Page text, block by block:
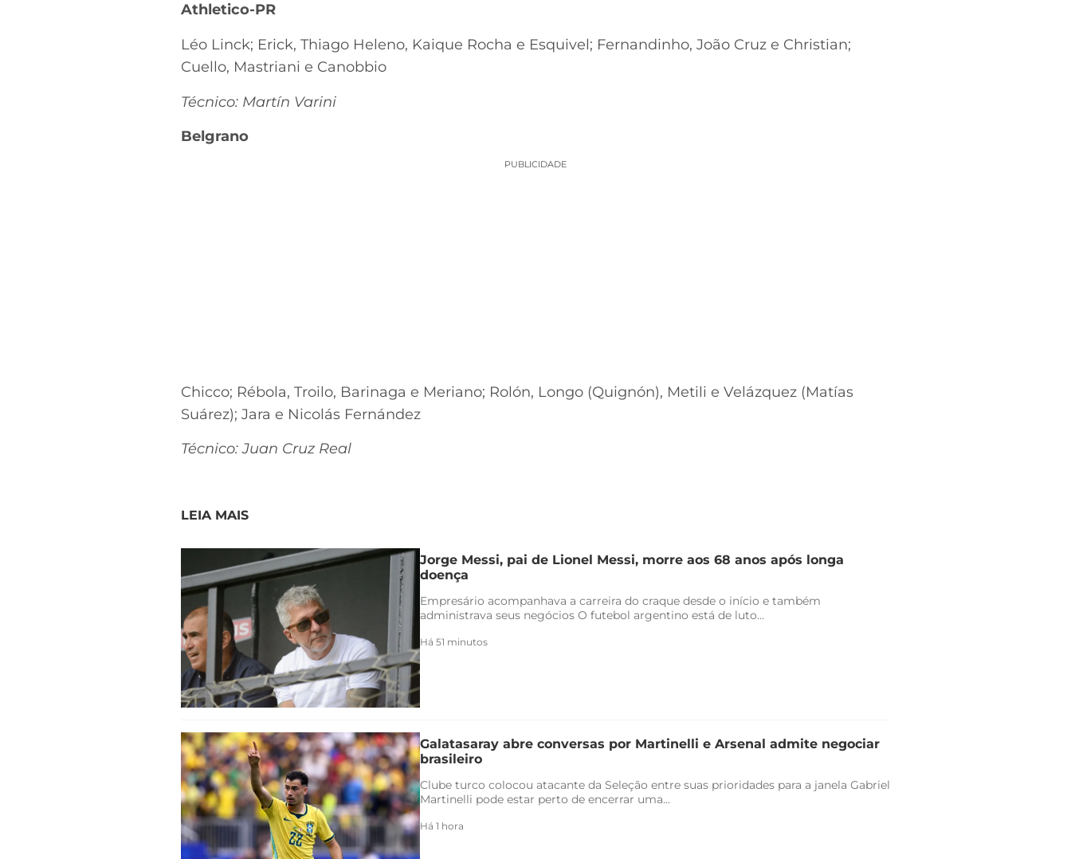
Athletico-PR
Léo Linck; Erick, Thiago Heleno, Kaique Rocha e Esquivel; Fernandinho, João Cruz e Christian;
Cuello, Mastriani e Canobbio
Técnico: Martín Varini
Belgrano
PUBLICIDADE
Chicco; Rébola, Troilo, Barinaga e Meriano; Rolón, Longo (Quignón), Metili e Velázquez (Matías
Suárez); Jara e Nicolás Fernández
Técnico: Juan Cruz Real
LEIA MAIS
Jorge Messi, pai de Lionel Messi, morre aos 68 anos após longa
doença
Empresário acompanhava a carreira do craque desde o início e também
administrava seus negócios O futebol argentino está de luto...
Há 51 minutos
Galatasaray abre conversas por Martinelli e Arsenal admite negociar
brasileiro
Clube turco colocou atacante da Seleção entre suas prioridades para a janela Gabriel
Martinelli pode estar perto de encerrar uma...
Há 1 hora